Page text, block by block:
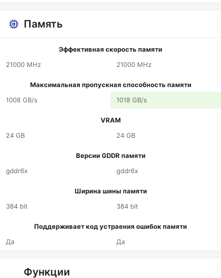
Память
Эффективная скорость памяти
21000 MHz
21000 MHz
Максимальная пропускная способность памяти
1008 GB/s
1018 GB/s
VRAM
24 GB
24 GB
Версии GDDR памяти
gddr6x
gddr6x
Ширина шины памяти
384 bit
384 bit
Поддерживает код устраения ошибок памяти
Да
Да
Функции